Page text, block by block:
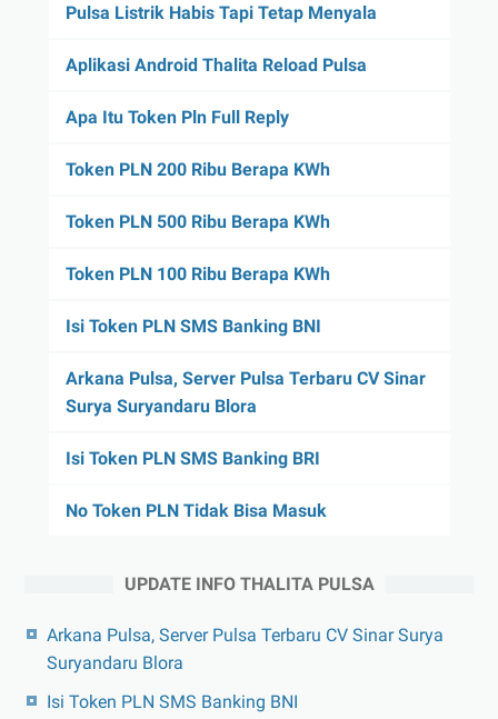
Pulsa Listrik Habis Tapi Tetap Menyala
Aplikasi Android Thalita Reload Pulsa
Apa Itu Token Pln Full Reply
Token PLN 200 Ribu Berapa KWh
Token PLN 500 Ribu Berapa KWh
Token PLN 100 Ribu Berapa KWh
Isi Token PLN SMS Banking BNI
Arkana Pulsa, Server Pulsa Terbaru CV Sinar
Surya Suryandaru Blora
Isi Token PLN SMS Banking BRI
No Token PLN Tidak Bisa Masuk
UPDATE INFO THALITA PULSA
Arkana Pulsa, Server Pulsa Terbaru CV Sinar Surya
Suryandaru Blora
Isi Token PLN SMS Banking BNI